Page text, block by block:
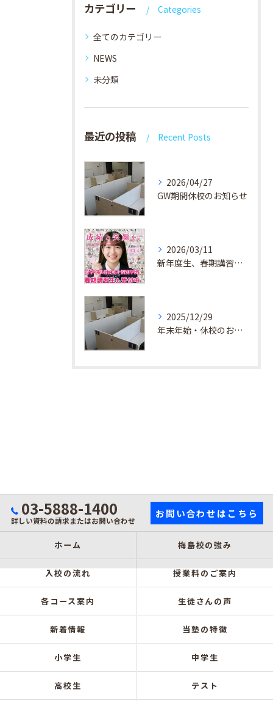
カテゴリー Categories
全てのカテゴリー
NEWS
未分類
最近の投稿 Recent Posts
2026/04/27
GW期間休校のお知らせ
2026/03/11
新年度生、春期講習生 受付中！
2025/12/29
年末年始・休校のお知らせ
03-5888-1400
詳しい資料の請求またはお問い合わせ
お問い合わせはこちら
ホーム 梅島校の強み
入校の流れ 授業料のご案内
各コース案内 生徒さんの声
新着情報 当塾の特徴
小学生 中学生
高校生 テスト